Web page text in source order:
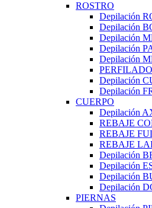
ROSTRO
Depilación
Depilación
Depilación
Depilación
Depilación
Depilación
Depilación
CUERPO
Depilación
REBAJE
REBAJE
REBAJE
Depilación
Depilación
Depilación
Depilación
PIERNAS